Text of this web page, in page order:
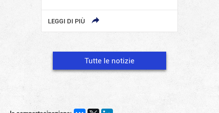
LEGGI DI PIÙ
Tutte le notizie